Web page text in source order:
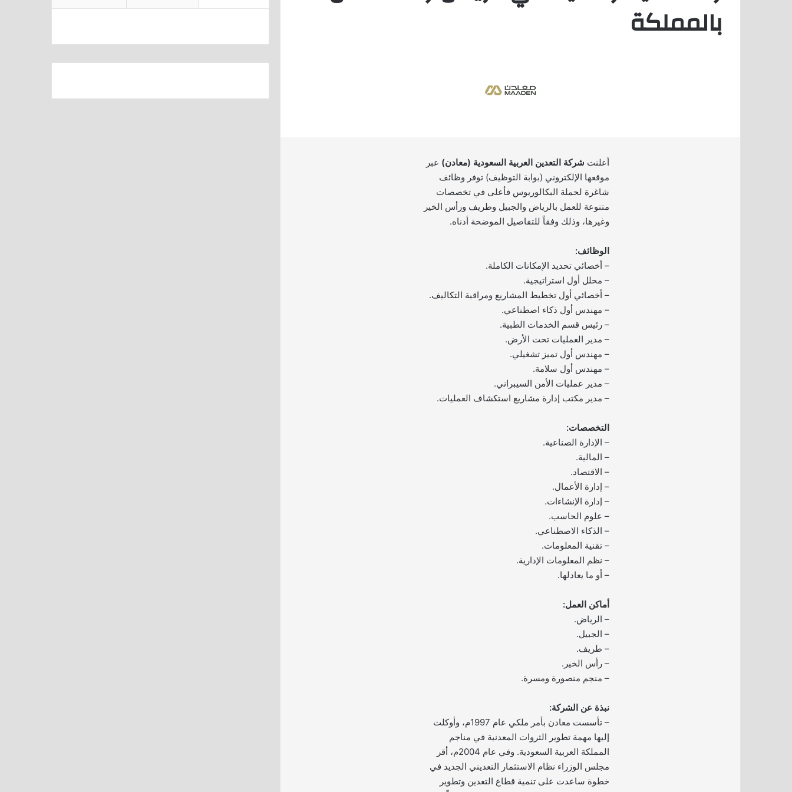
بالمملكة
أعلنت شركة التعدين العربية السعودية (معادن) عبر
موقعها الإلكتروني (بوابة التوظيف) توفر وظائف
شاغرة لحملة البكالوريوس فأعلى في تخصصات
متنوعة للعمل بالرياض والجبيل وطريف ورأس الخير
وغيرها، وذلك وفقاً للتفاصيل الموضحة أدناه.
الوظائف:
– أخصائي تحديد الإمكانات الكاملة.
– محلل أول استراتيجية.
– أخصائي أول تخطيط المشاريع ومراقبة التكاليف.
– مهندس أول ذكاء اصطناعي.
– رئيس قسم الخدمات الطبية.
– مدير العمليات تحت الأرض.
– مهندس أول تميز تشغيلي.
– مهندس أول سلامة.
– مدير عمليات الأمن السيبراني.
– مدير مكتب إدارة مشاريع استكشاف العمليات.
التخصصات:
– الإدارة الصناعية.
– المالية.
– الاقتصاد.
– إدارة الأعمال.
– إدارة الإنشاءات.
– علوم الحاسب.
– الذكاء الاصطناعي.
– تقنية المعلومات.
– نظم المعلومات الإدارية.
– أو ما يعادلها.
أماكن العمل:
– الرياض.
– الجبيل.
– طريف.
– رأس الخير.
– منجم منصورة ومسرة.
نبذة عن الشركة:
– تأسست معادن بأمر ملكي عام 1997م، وأوكلت
إليها مهمة تطوير الثروات المعدنية في مناجم
المملكة العربية السعودية. وفي عام 2004م، أقر
مجلس الوزراء نظام الاستثمار التعديني الجديد في
خطوة ساعدت على تنمية قطاع التعدين وتطوير